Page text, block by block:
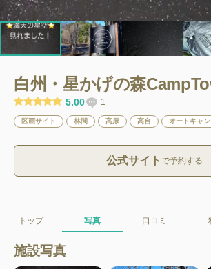
白州・星かげの森
5.00 1
区画サイト 林間 高原 高台 オートキャ
公式サイト で予約する
トップ 写真 口コミ
施設写真